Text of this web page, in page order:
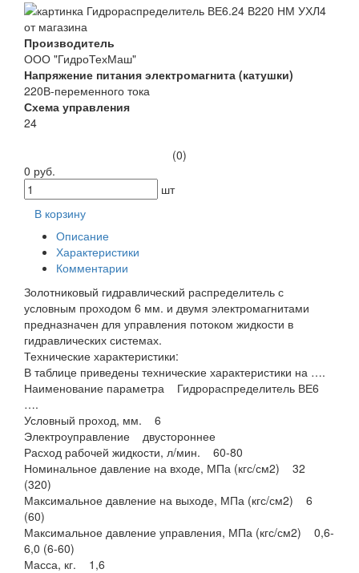
Производитель
ООО "ГидроТехМаш"
Напряжение питания электромагнита (катушки)
220В-переменного тока
Схема управления
24
(0)
0 руб.
шт
В корзину
Описание
Характеристики
Комментарии
Золотниковый гидравлический распределитель с
условным проходом 6 мм. и двумя электромагнитами
предназначен для управления потоком жидкости в
гидравлических системах.
Технические характеристики:
В таблице приведены технические характеристики на ….
Наименование параметра Гидрораспределитель ВЕ6
….
Условный проход, мм. 6
Электроуправление двустороннее
Расход рабочей жидкости, л/мин. 60-80
Номинальное давление на входе, МПа (кгс/см2) 32
(320)
Максимальное давление на выходе, МПа (кгс/см2) 6
(60)
Максимальное давление управления, МПа (кгс/см2) 0,6-
6,0 (6-60)
Масса, кг. 1,6